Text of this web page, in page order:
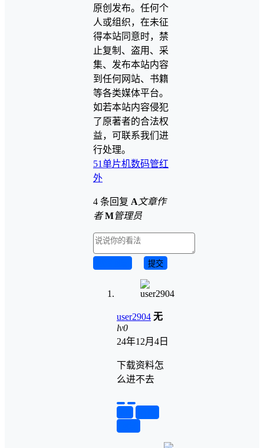
原创发布。任何个
人或组织，在未征
得本站同意时，禁
止复制、盗用、采
集、发布本站内容
到任何网站、书籍
等各类媒体平台。
如若本站内容侵犯
了原著者的合法权
益，可联系我们进
行处理。
51单片机数码管红
外
4 条回复 A 文章作
者 M管理员
提交
user2904 无
lv0
24年12月4日
下载资料怎
么进不去